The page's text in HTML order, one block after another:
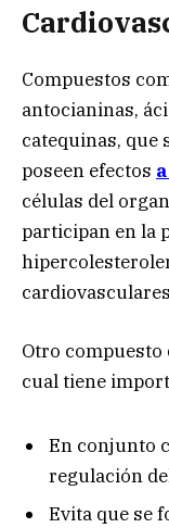
Compuestos
antocianinas,
catequinas, que
poseen efectos
células del
participan en la
Otro compuesto
cual tiene
En conjunto
regulación
Evita que se